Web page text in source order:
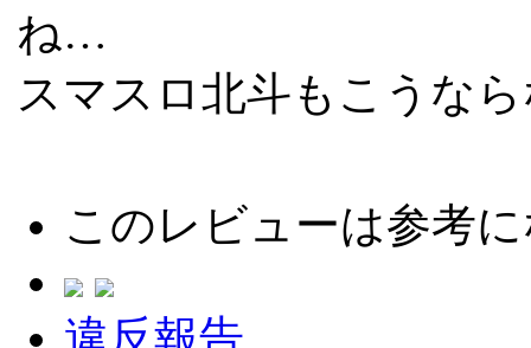
ね…
スマスロ北斗もこうな
このレビューは参考
違反報告